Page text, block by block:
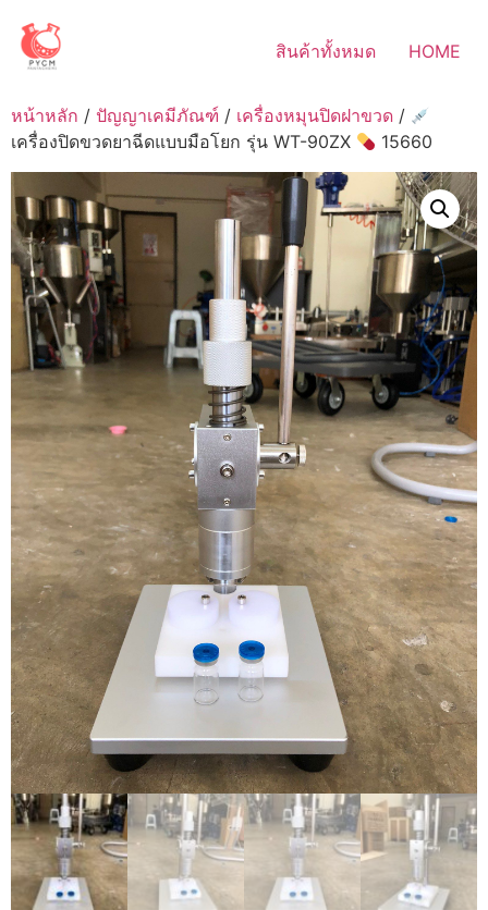
content
สินค้าทั้งหมด HOME
หน้าหลัก / ปัญญาเคมีภัณฑ์ / เครื่องหมุนปิดฝาขวด /
เครื่องปิดขวดยาฉีดแบบมือโยก รุ่น WT-90ZX
15660